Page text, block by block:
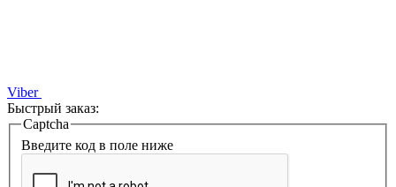
Viber
Быстрый заказ:
Captcha
Введите код в поле ниже